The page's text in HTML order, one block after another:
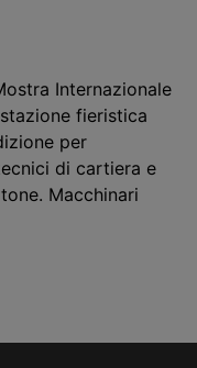
Internazionale
fieristica
per
di cartiera e
Macchinari